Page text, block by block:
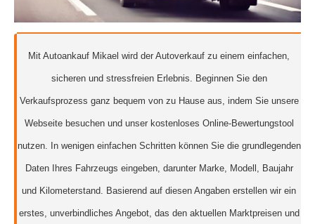
Mit Autoankauf Mikael wird der Autoverkauf zu einem einfachen,
sicheren und stressfreien Erlebnis. Beginnen Sie den
Verkaufsprozess ganz bequem von zu Hause aus, indem Sie unsere
Webseite besuchen und unser kostenloses Online-Bewertungstool
nutzen. In wenigen einfachen Schritten können Sie die grundlegenden
Daten Ihres Fahrzeugs eingeben, darunter Marke, Modell, Baujahr
und Kilometerstand. Basierend auf diesen Angaben erstellen wir ein
erstes, unverbindliches Angebot, das den aktuellen Marktpreisen und